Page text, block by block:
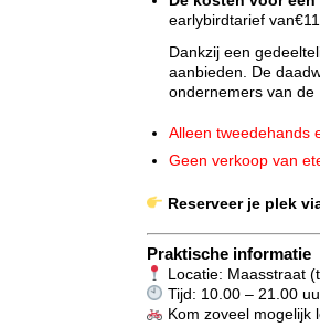
earlybirdtarief
Dankzij een
aanbieden. De
ondernemers van de
Alleen tweedehands
Geen verkoop van
Reserveer je plek
Praktische informatie
Locatie: Maasstraat
Tijd: 10.00 – 21.00
Kom zoveel mogelijk